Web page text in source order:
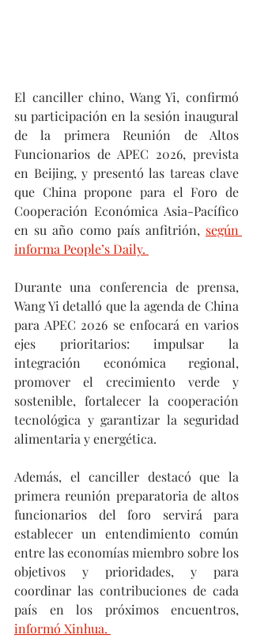
El canciller chino, Wang Yi, confirmó
su participación en la sesión inaugural
de la primera Reunión de Altos
Funcionarios de APEC 2026, prevista
en Beijing, y presentó las tareas clave
que China propone para el Foro de
Cooperación Económica Asia-Pacífico
en su año como país anfitrión, según
informa People’s Daily.
Durante una conferencia de prensa,
Wang Yi detalló que la agenda de China
para APEC 2026 se enfocará en varios
ejes prioritarios: impulsar la
integración económica regional,
promover el crecimiento verde y
sostenible, fortalecer la cooperación
tecnológica y garantizar la seguridad
alimentaria y energética.
Además, el canciller destacó que la
primera reunión preparatoria de altos
funcionarios del foro servirá para
establecer un entendimiento común
entre las economías miembro sobre los
objetivos y prioridades, y para
coordinar las contribuciones de cada
informó Xinhua.